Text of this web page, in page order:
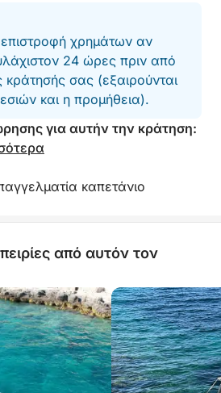
χρημάτων αν
24 ώρες πριν από
κράτησής σας (εξαιρούνται
και η προμήθεια).
για αυτήν την κράτηση:
καπετάνιο
από αυτόν τον